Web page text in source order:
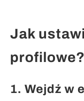
Jak
profilowe?
1. Wejdź w